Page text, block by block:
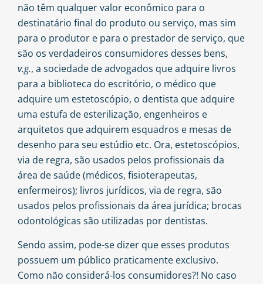
não têm qualquer valor econômico para o
destinatário final do produto ou serviço, mas sim
para o produtor e para o prestador de serviço, que
são os verdadeiros consumidores desses bens,
v.g., a sociedade de advogados que adquire livros
para a biblioteca do escritório, o médico que
adquire um estetoscópio, o dentista que adquire
uma estufa de esterilização, engenheiros e
arquitetos que adquirem esquadros e mesas de
desenho para seu estúdio etc. Ora, estetoscópios,
via de regra, são usados pelos profissionais da
área de saúde (médicos, fisioterapeutas,
enfermeiros); livros jurídicos, via de regra, são
usados pelos profissionais da área jurídica; brocas
odontológicas são utilizadas por dentistas.
Sendo assim, pode-se dizer que esses produtos
possuem um público praticamente exclusivo.
Como não considerá-los consumidores?! No caso